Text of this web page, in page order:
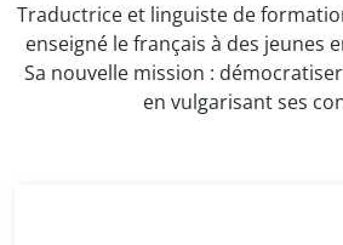
Traductrice et linguiste de
enseigné le français à des jeunes
Sa nouvelle mission :
en vulgarisant ses